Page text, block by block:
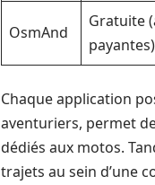
OsmAnd
Gratuite
payantes)
Chaque application
aventuriers, permet
dédiés aux motos.
trajets au sein d’une